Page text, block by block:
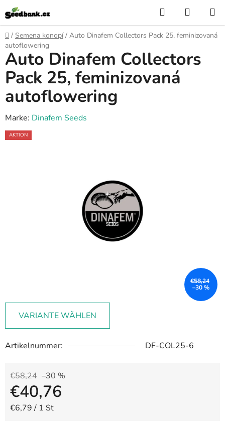
Zum
Inhalt
springen
Suchen
Startseite
/ Semena konopí / Auto Dinafem Collectors Pack 25, feminizovaná
autoflowering
VARIANTE WÄHLEN
Artikelnummer: DF-COL25-6
€58,24 –30 %
€40,76
Verkaufspreis:
€6,79 / 1 St
Auto Dinafem Collectors
Pack 25, feminizovaná
autoflowering
Marke: Dinafem Seeds
AKTION
€58,24
–30 %